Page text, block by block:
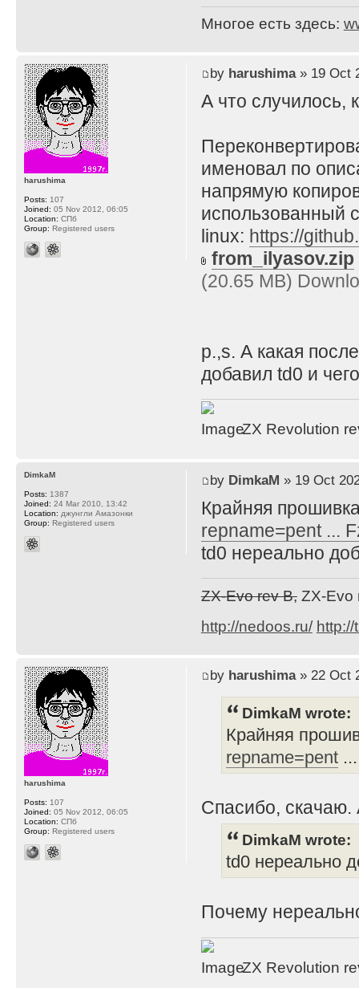
Многое есть здесь:
by harushima» 19 Oct
А что случилось,
именовал по
напрямую
использованный
linux: https://
from_ilyasov.zip
(20.65 MB)
p.,s. А какая
добавил td0 и
ZX Revolution
harushima
Posts: 107
Joined: 05 Nov 2012, 06:05
Location: СПб
Group: Registered users
by DimkaM » 19 Oct
Крайняя
repname=pent ...
td0 нереально
ZX-Evo rev B,ZX-Evo
http://nedoos.ru/ http://
DimkaM
Posts: 1387
Joined: 24 Mar 2010, 13:42
Location: джунгли Амазонки
Group: Registered users
by harushima» 22 Oct
DimkaM wrote:
Крайняя
repname=pent...
Спасибо, скачаю.
DimkaM wrote:
td0 нереально
Почему
ZX Revolution
harushima
Posts: 107
Joined: 05 Nov 2012, 06:05
Location: СПб
Group: Registered users